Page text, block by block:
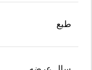
طبع